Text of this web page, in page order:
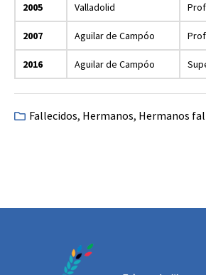
2005 Valladolid
2007 Aguilar de Campóo
2016 Aguilar de Campóo
Fallecidos, Hermanos, Hermanos